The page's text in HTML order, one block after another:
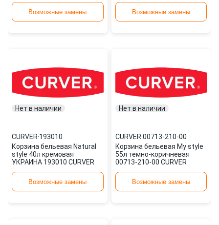
Возможные замены Возможные замены
Нет в наличии
CURVER·193010
Корзина бельевая Natural
style 40л кремовая
УКРАИНА 193010 CURVER
Возможные замены
Нет в наличии
CURVER·00713-210-00
Корзина бельевая My style
55л темно-коричневая
00713-210-00 CURVER
Возможные замены